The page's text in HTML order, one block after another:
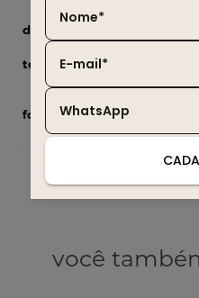
drop
tecido
forro
você
Nome*
E-mail*
WhatsApp